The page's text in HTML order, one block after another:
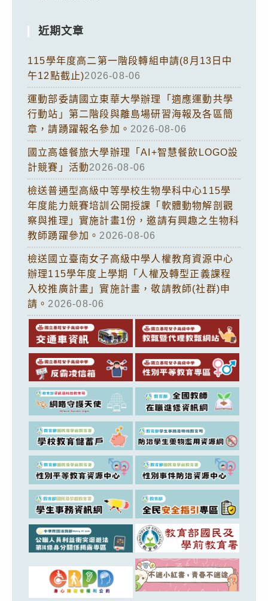
近期文章
115學年度高二第一階段轉組申請(8月13日中
午12點截止)2026-08-06
運動部委請國立東華大學辦理「適應運動共學
行動站」第二階段與離島場研習海報及各區簡
章，請踴躍報名參加。 2026-08-06
國立高雄餐旅大學辦理「AI+智慧餐飲LOGO設
計競賽」活動2026-08-06
檢送普通型高級中等學校生物學科中心115學
年度能力競賽培訓公開授課「軟體動物解剖觀
察與推理」實施計畫1份，邀請有興趣之生物科
教師踴躍參加。 2026-08-06
檢送國立臺南女子高級中學人權教育資源中心
辦理115學年度上學期「人權及轉型正義課程
入校推廣計畫」實施計畫，敬請教師(社群)申
請。 2026-08-06